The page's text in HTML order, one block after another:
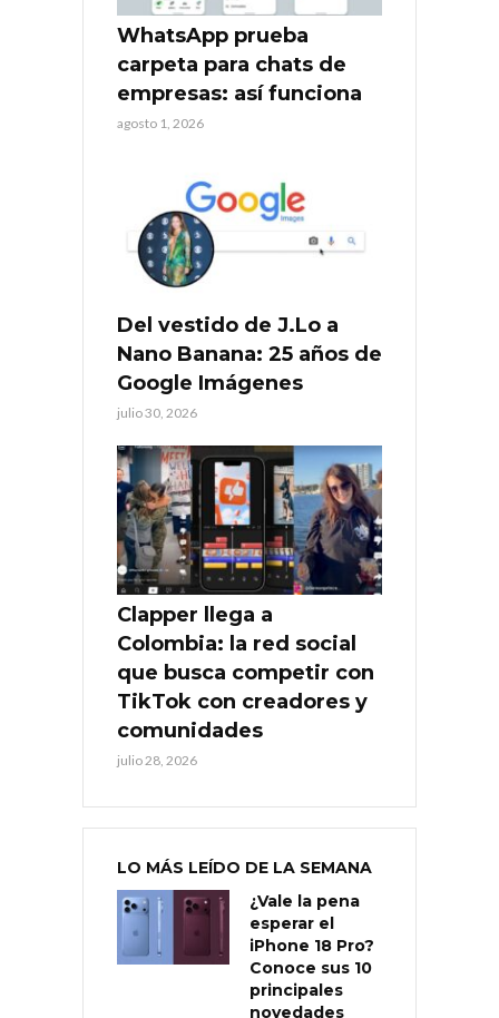
WhatsApp prueba
carpeta para chats de
empresas: así funciona
agosto 1, 2026
Del vestido de J.Lo a
Nano Banana: 25 años de
Google Imágenes
julio 30, 2026
Clapper llega a
Colombia: la red social
que busca competir con
TikTok con creadores y
comunidades
julio 28, 2026
LO MÁS LEÍDO DE LA SEMANA
¿Vale la pena
esperar el
iPhone 18 Pro?
Conoce sus 10
principales
novedades